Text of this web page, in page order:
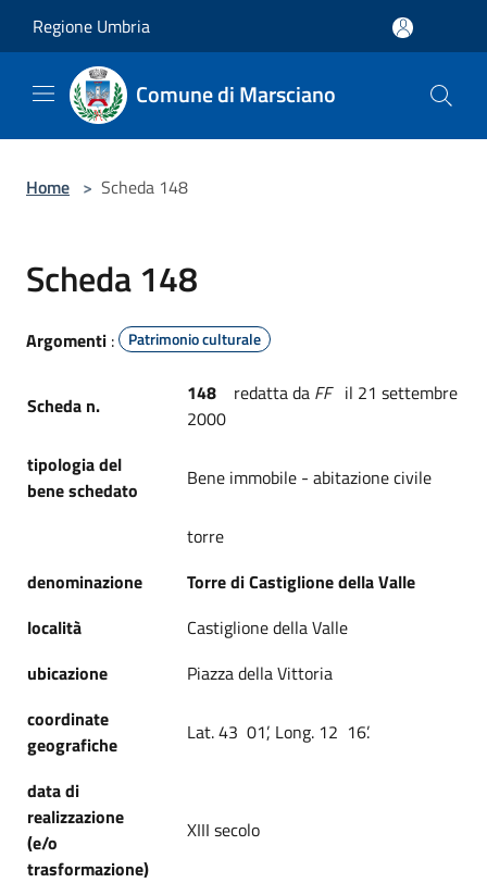
Regione Umbria
Comune di Marsciano
Home > Scheda 148
Scheda 148
Argomenti : Patrimonio culturale
Scheda n. 148 redatta da FF il 21 settembre
2000
tipologia del
bene schedato
Bene immobile - abitazione civile
torre
denominazione
Torre di Castiglione della Valle
località
Castiglione della Valle
ubicazione
Piazza della Vittoria
coordinate
geografiche
Lat. 43 01’, Long. 12 16’.
data di
realizzazione
(e/o
trasformazione)
XIII secolo